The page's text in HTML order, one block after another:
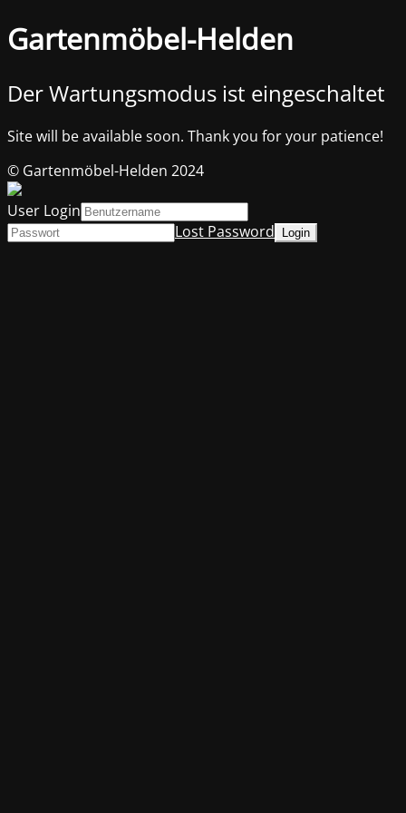
Gartenmöbel-Helden
Der Wartungsmodus ist eingeschaltet
Site will be available soon. Thank you for your patience!
© Gartenmöbel-Helden 2024
User Login
Lost Password